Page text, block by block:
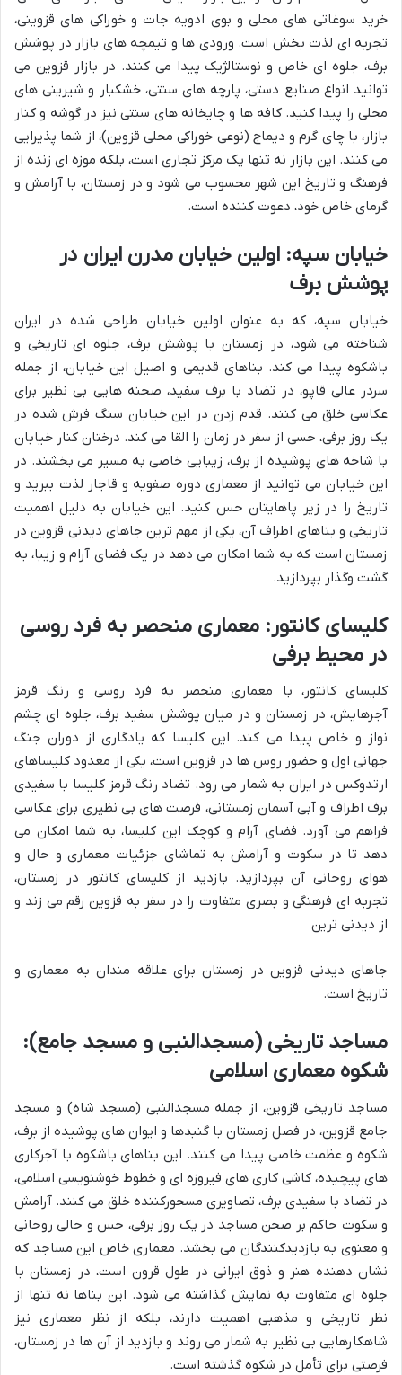
خرید سوغاتی های محلی و بوی ادویه جات و خوراکی های قزوینی،
تجربه ای لذت بخش است. ورودی ها و تیمچه های بازار در پوشش
برف، جلوه ای خاص و نوستالژیک پیدا می کنند. در بازار قزوین می
توانید انواع صنایع دستی، پارچه های سنتی، خشکبار و شیرینی های
محلی را پیدا کنید. کافه ها و چایخانه های سنتی نیز در گوشه و کنار
بازار، با چای گرم و دیماج (نوعی خوراکی محلی قزوین)، از شما پذیرایی
می کنند. این بازار نه تنها یک مرکز تجاری است، بلکه موزه ای زنده از
فرهنگ و تاریخ این شهر محسوب می شود و در زمستان، با آرامش و
گرمای خاص خود، دعوت کننده است.
خیابان سپه: اولین خیابان مدرن ایران در
پوشش برف
خیابان سپه، که به عنوان اولین خیابان طراحی شده در ایران
شناخته می شود، در زمستان با پوشش برف، جلوه ای تاریخی و
باشکوه پیدا می کند. بناهای قدیمی و اصیل این خیابان، از جمله
سردر عالی قاپو، در تضاد با برف سفید، صحنه هایی بی نظیر برای
عکاسی خلق می کنند. قدم زدن در این خیابان سنگ فرش شده در
یک روز برفی، حسی از سفر در زمان را القا می کند. درختان کنار خیابان
با شاخه های پوشیده از برف، زیبایی خاصی به مسیر می بخشند. در
این خیابان می توانید از معماری دوره صفویه و قاجار لذت ببرید و
تاریخ را در زیر پاهایتان حس کنید. این خیابان به دلیل اهمیت
تاریخی و بناهای اطراف آن، یکی از مهم ترین جاهای دیدنی قزوین در
زمستان است که به شما امکان می دهد در یک فضای آرام و زیبا، به
گشت وگذار بپردازید.
کلیسای کانتور: معماری منحصر به فرد روسی
در محیط برفی
کلیسای کانتور، با معماری منحصر به فرد روسی و رنگ قرمز
آجرهایش، در زمستان و در میان پوشش سفید برف، جلوه ای چشم
نواز و خاص پیدا می کند. این کلیسا که یادگاری از دوران جنگ
جهانی اول و حضور روس ها در قزوین است، یکی از معدود کلیساهای
ارتدوکس در ایران به شمار می رود. تضاد رنگ قرمز کلیسا با سفیدی
برف اطراف و آبی آسمان زمستانی، فرصت های بی نظیری برای عکاسی
فراهم می آورد. فضای آرام و کوچک این کلیسا، به شما امکان می
دهد تا در سکوت و آرامش به تماشای جزئیات معماری و حال و
هوای روحانی آن بپردازید. بازدید از کلیسای کانتور در زمستان،
تجربه ای فرهنگی و بصری متفاوت را در سفر به قزوین رقم می زند و
از دیدنی ترین
جاهای دیدنی قزوین در زمستان برای علاقه مندان به معماری و
تاریخ است.
مساجد تاریخی (مسجدالنبی و مسجد جامع):
شکوه معماری اسلامی
مساجد تاریخی قزوین، از جمله مسجدالنبی (مسجد شاه) و مسجد
جامع قزوین، در فصل زمستان با گنبدها و ایوان های پوشیده از برف،
شکوه و عظمت خاصی پیدا می کنند. این بناهای باشکوه با آجرکاری
های پیچیده، کاشی کاری های فیروزه ای و خطوط خوشنویسی اسلامی،
در تضاد با سفیدی برف، تصاویری مسحورکننده خلق می کنند. آرامش
و سکوت حاکم بر صحن مساجد در یک روز برفی، حس و حالی روحانی
و معنوی به بازدیدکنندگان می بخشد. معماری خاص این مساجد که
نشان دهنده هنر و ذوق ایرانی در طول قرون است، در زمستان با
جلوه ای متفاوت به نمایش گذاشته می شود. این بناها نه تنها از
نظر تاریخی و مذهبی اهمیت دارند، بلکه از نظر معماری نیز
شاهکارهایی بی نظیر به شمار می روند و بازدید از آن ها در زمستان،
فرصتی برای تأمل در شکوه گذشته است.